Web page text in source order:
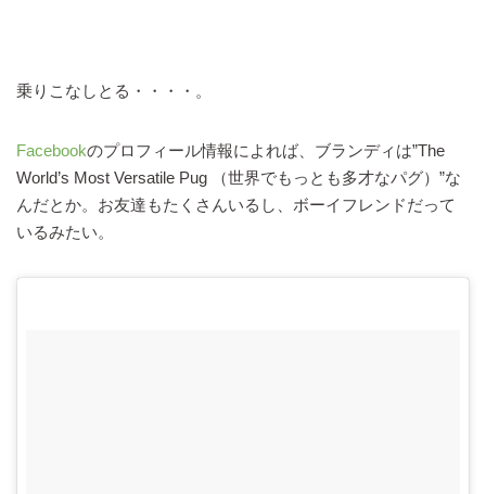
乗りこなしとる・・・・。
Facebookのプロフィール情報によれば、ブランディは”The
World’s Most Versatile Pug （世界でもっとも多才なパグ）”な
んだとか。お友達もたくさんいるし、ボーイフレンドだって
いるみたい。